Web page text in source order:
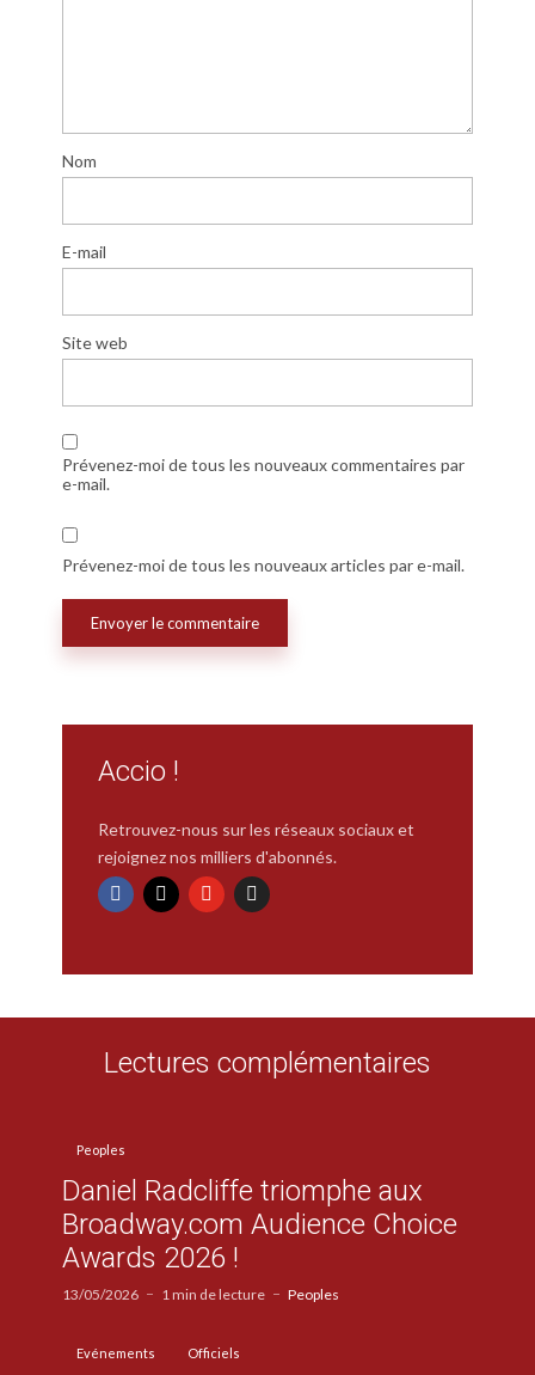
Nom
E-mail
Site web
Prévenez-moi de tous les nouveaux commentaires par
e-mail.
Prévenez-moi de tous les nouveaux articles par e-mail.
Accio !
Retrouvez-nous sur les réseaux sociaux et
rejoignez nos milliers d'abonnés.
Lectures complémentaires
Peoples
Daniel Radcliffe triomphe aux
Broadway.com Audience Choice
Awards 2026 !
13/05/2026 1 min de lecture Peoples
Evénements Officiels